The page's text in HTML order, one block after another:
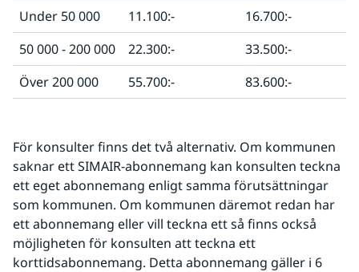
Under 50 000 11.100:-
16.700:-
50 000 - 200 000
22.300:-
33.500:-
Över 200 000
55.700:- 83.600:-
För konsulter finns det två alternativ. Om kommunen
saknar ett SIMAIR-abonnemang kan konsulten teckna
ett eget abonnemang enligt samma förutsättningar
som kommunen. Om kommunen däremot redan har
ett abonnemang eller vill teckna ett så finns också
möjligheten för konsulten att teckna ett
korttidsabonnemang. Detta abonnemang gäller i 6